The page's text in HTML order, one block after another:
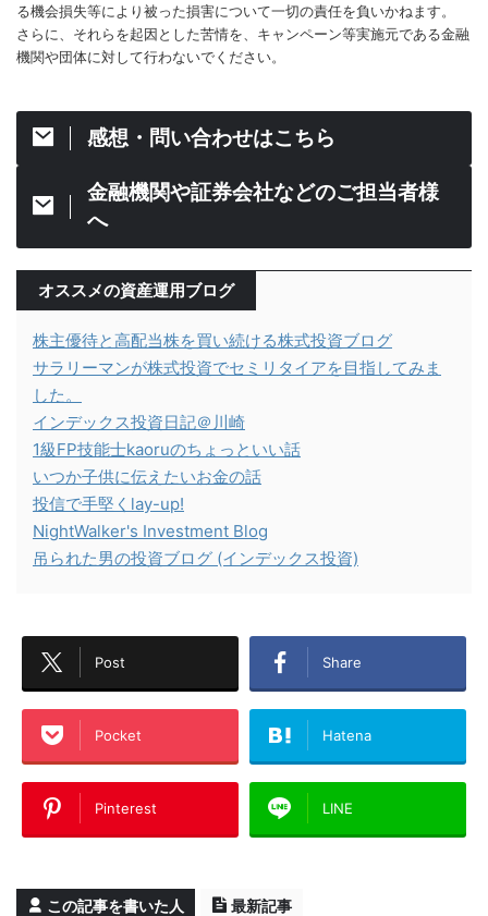
る機会損失等により被った損害について一切の責任を負いかねます。
さらに、それらを起因とした苦情を、キャンペーン等実施元である金融
機関や団体に対して行わないでください。
感想・問い合わせはこちら
金融機関や証券会社などのご担当者様
へ
オススメの資産運用ブログ
株主優待と高配当株を買い続ける株式投資ブログ
サラリーマンが株式投資でセミリタイアを目指してみま
した。
インデックス投資日記＠川崎
1級FP技能士kaoruのちょっといい話
いつか子供に伝えたいお金の話
投信で手堅くlay-up!
NightWalker's Investment Blog
吊られた男の投資ブログ (インデックス投資)
Post Share
Pocket Hatena
Pinterest LINE
この記事を書いた人 最新記事